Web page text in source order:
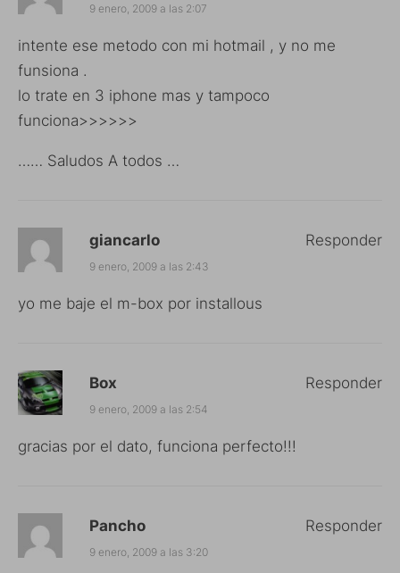
9 enero, 2009 a las 2:07
intente ese metodo con mi hotmail , y no me
funsiona .
lo trate en 3 iphone mas y tampoco
funciona>>>>>>
…… Saludos A todos …
giancarlo
9 enero, 2009 a las 2:43
yo me baje el m-box por installous
Responder
Box
9 enero, 2009 a las 2:54
gracias por el dato, funciona perfecto!!!
Responder
Pancho
9 enero, 2009 a las 3:20
Responder